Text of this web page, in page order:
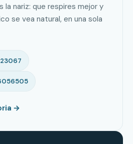
la nariz: que respires mejor y
se vea natural, en una sola
→